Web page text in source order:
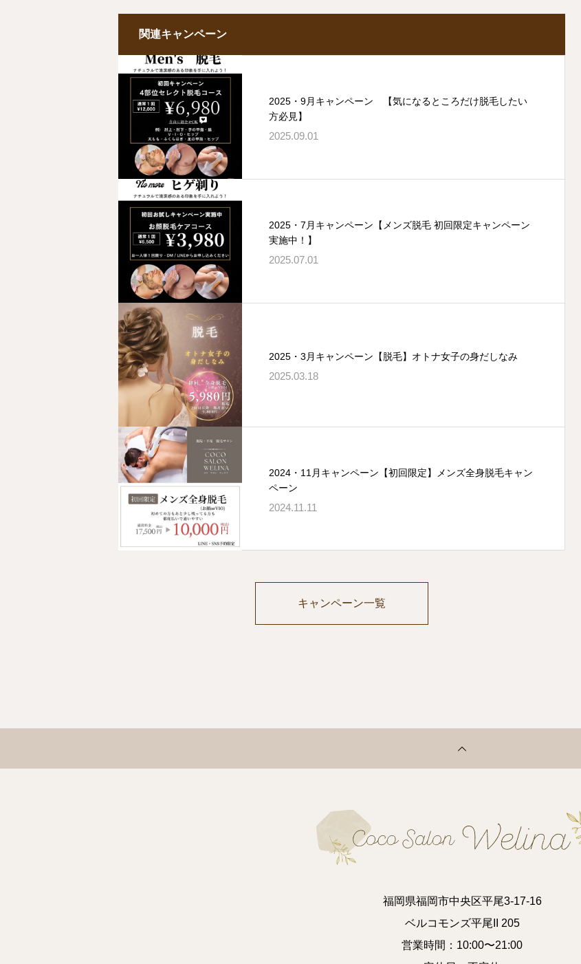
関連キャンペーン
2025・9月キャンペーン 【気になるところだけ脱毛したい
方必見】
2025.09.01
2025・7月キャンペーン【メンズ脱毛 初回限定キャンペーン
実施中！】
2025.07.01
2025・3月キャンペーン【脱毛】オトナ女子の身だしなみ
2025.03.18
2024・11月キャンペーン【初回限定】メンズ全身脱毛キャン
ペーン
2024.11.11
キャンペーン一覧
福岡県福岡市中央区平尾3-17-16
ベルコモンズ平尾II 205
営業時間：10:00〜21:00